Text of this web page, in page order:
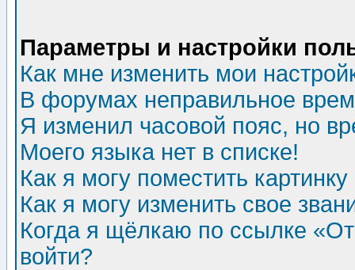
Параметры и настройки
Как мне изменить мои
В форумах неправильное
Я изменил часовой пояс, но
Моего языка нет в списке!
Как я могу поместить
Как я могу изменить свое
Когда я щёлкаю по ссылке
войти?